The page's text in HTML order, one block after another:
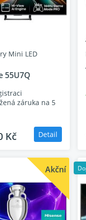
zážitek ze
panelu, kterého
Mini LED
55U7Q
záruka na 5
Kč Detail
Akční